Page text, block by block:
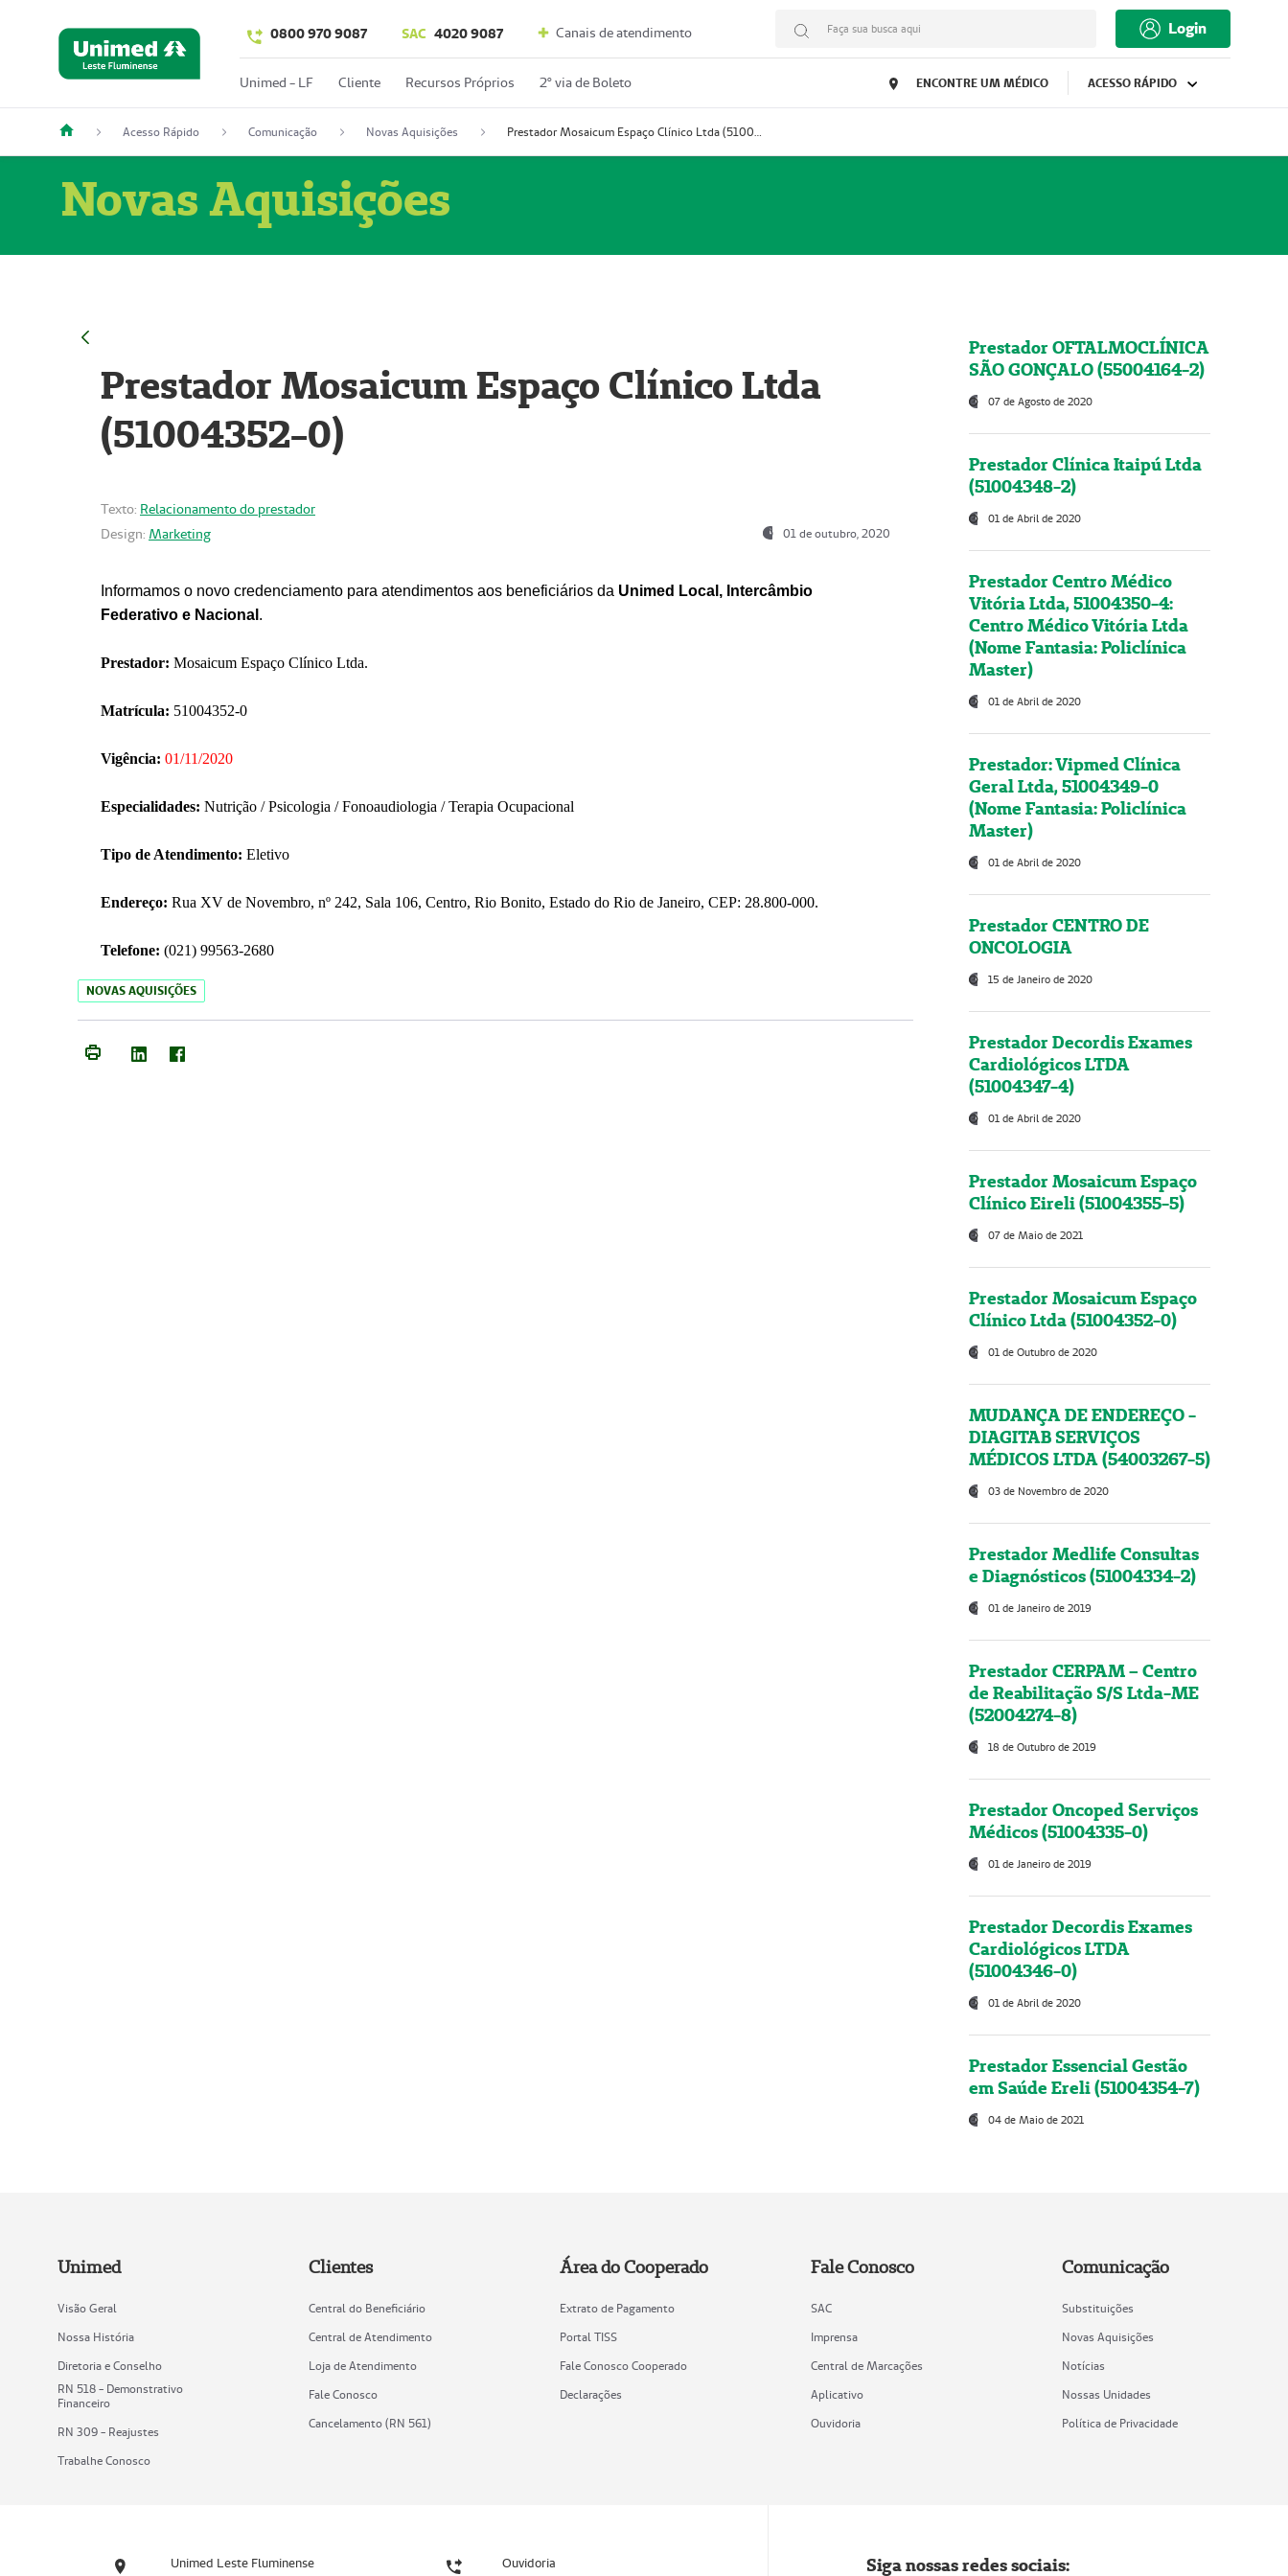
0800 970 9087 SAC 4020 9087 Canais de atendimento Faça sua busca aqui Login
Unimed - LF Cliente Recursos Próprios 2º via de Boleto ENCONTRE UM MÉDICO ACESSO RÁPIDO
Acesso Rápido Comunicação Novas Aquisições Prestador Mosaicum Espaço Clínico Ltda (51004352-0)
Novas Aquisições
Prestador Mosaicum Espaço Clínico Ltda
(51004352-0)
Texto: Relacionamento do prestador
Design: Marketing 01 de outubro, 2020
Informamos o novo credenciamento para atendimentos aos beneficiários da Unimed Local, Intercâmbio
Federativo e Nacional .
Prestador: Mosaicum Espaço Clínico Ltda.
Matrícula: 51004352-0
Vigência: 01/11/2020
Especialidades: Nutrição / Psicologia / Fonoaudiologia / Terapia Ocupacional
Tipo de Atendimento: Eletivo
Endereço: Rua XV de Novembro, nº 242, Sala 106, Centro, Rio Bonito, Estado do Rio de Janeiro, CEP: 28.800-000.
Telefone: (021) 99563-2680
NOVAS AQUISIÇÕES
Prestador OFTALMOCLÍNICA
SÃO GONÇALO (55004164-2)
07 de Agosto de 2020
Prestador Clínica Itaipú Ltda
(51004348-2)
01 de Abril de 2020
Prestador Centro Médico
Vitória Ltda, 51004350-4:
Centro Médico Vitória Ltda
(Nome Fantasia: Policlínica
Master)
01 de Abril de 2020
Prestador: Vipmed Clínica
Geral Ltda, 51004349-0
(Nome Fantasia: Policlínica
Master)
01 de Abril de 2020
Prestador CENTRO DE
ONCOLOGIA
15 de Janeiro de 2020
Prestador Decordis Exames
Cardiológicos LTDA
(51004347-4)
01 de Abril de 2020
Prestador Mosaicum Espaço
Clínico Eireli (51004355-5)
07 de Maio de 2021
Prestador Mosaicum Espaço
Clínico Ltda (51004352-0)
01 de Outubro de 2020
MUDANÇA DE ENDEREÇO -
DIAGITAB SERVIÇOS
MÉDICOS LTDA (54003267-5)
03 de Novembro de 2020
Prestador Medlife Consultas
e Diagnósticos (51004334-2)
01 de Janeiro de 2019
Prestador CERPAM – Centro
de Reabilitação S/S Ltda-ME
(52004274-8)
18 de Outubro de 2019
Prestador Oncoped Serviços
Médicos (51004335-0)
01 de Janeiro de 2019
Prestador Decordis Exames
Cardiológicos LTDA
(51004346-0)
01 de Abril de 2020
Prestador Essencial Gestão
em Saúde Ereli (51004354-7)
04 de Maio de 2021
Unimed
Visão Geral
Nossa História
Diretoria e Conselho
RN 518 - Demonstrativo
Financeiro
RN 309 - Reajustes
Trabalhe Conosco
Clientes
Central do Beneficiário
Central de Atendimento
Loja de Atendimento
Fale Conosco
Cancelamento (RN 561)
Área do Cooperado
Extrato de Pagamento
Portal TISS
Fale Conosco Cooperado
Declarações
Fale Conosco
SAC
Imprensa
Central de Marcações
Aplicativo
Ouvidoria
Comunicação
Substituições
Novas Aquisições
Notícias
Nossas Unidades
Política de Privacidade
Unimed Leste Fluminense Ouvidoria Siga nossas redes sociais: